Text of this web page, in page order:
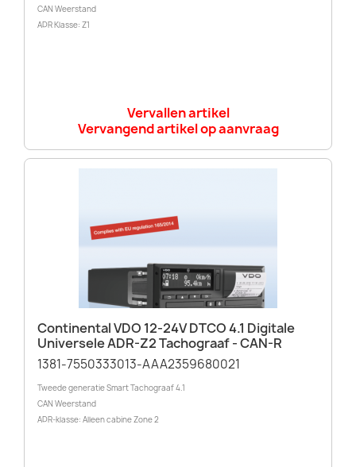
CAN Weerstand
ADR Klasse: Z1
Vervallen artikel
Vervangend artikel op aanvraag
Continental VDO 12-24V DTCO 4.1 Digitale
Universele ADR-Z2 Tachograaf - CAN-R
1381-7550333013-AAA2359680021
Tweede generatie Smart Tachograaf 4.1
CAN Weerstand
ADR-klasse: Alleen cabine Zone 2